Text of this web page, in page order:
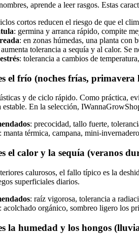
aprende a leer rasgos. Estas
cortos reducen el riesgo de que el
: germina y arranca rápido, compite
: en zonas húmedas, una planta con
aumenta tolerancia a sequía y al calor. Se
: tolerancia a cambios de
el frío (noches frías, primavera
y de ciclo rápido. Como práctica,
En la selección,
: precocidad, tallo fuerte,
: manta térmica, campana, mini-
el calor y la sequía (veranos
calurosos, el fallo típico es la
superficiales diarios.
: raíz vigorosa, tolerancia a
: acolchado orgánico, sombreo ligero los
la humedad y los hongos